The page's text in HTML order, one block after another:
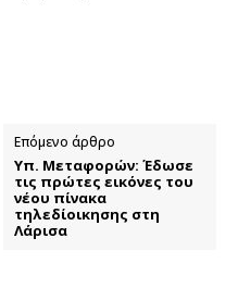
Επόμενο άρθρο
Υπ. Μεταφορών: Έδωσε
τις πρώτες εικόνες του
νέου πίνακα
τηλεδίοικησης στη
Λάρισα